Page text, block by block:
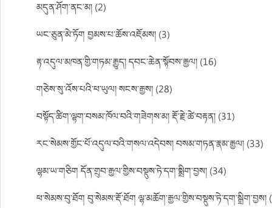
མདུན་ཤོག་ནང་མ། (2)
ཡང་ཅུན་མེ་ཏོག བྱམས་པ་ཆོས་འཇོམས། (3)
རྟ་འདུལ་མཁན་གྱི་གཏམ་རྒྱུད། དབང་ཆེན་སྟོབས་རྒྱལ། (16)
གཅེས་སུ་འོས་པའི་ཕ་ཡུལ། སངས་རྒྱས། (28)
བསྟོད་ཚིག་ལྷག་བསམ་ཁོལ་བའི་གཟེགས་མ། རྡོ་རྗེ་ཚེ་བརྟན། (31)
རང་སེམས་གྱོང་པོ་འདུལ་བའི་གསལ་འདེབས། བསམ་གཏན་རྣམ་རྒྱལ། (33)
ལྷམ་ཡ་གཅིག དོན་གྲུབ་རྒྱལ་གྱིས་བསྡུས་ཏེ་དག་སྨྲིག་བྱས། (34)
ཕ་སེམས་བུ་ཐོག བུ་སེམས་རྡོ་ཐོག ལྷ་མཆོག་རྒྱལ་གྱིས་བསྡུས་ཏེ་དག་སྒྲིག་བྱས།